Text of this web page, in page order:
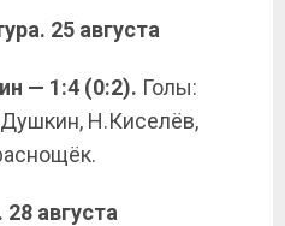
25 августа
— 1:4 (0:2). Голы:
Н.Киселёв,
28 августа